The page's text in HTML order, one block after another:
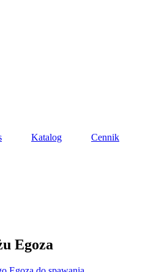
Katalog Cennik
Egoza